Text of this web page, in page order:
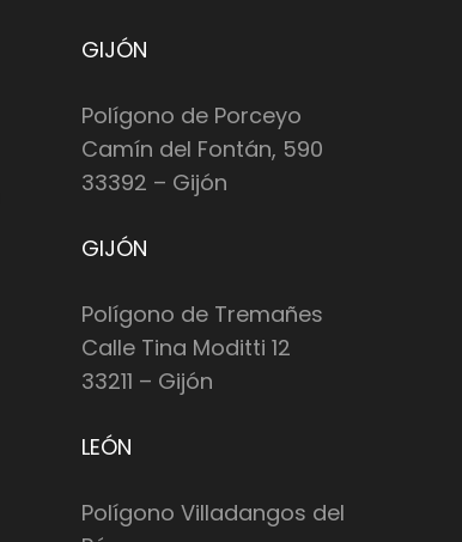
GIJÓN
Polígono de Porceyo
Camín del Fontán, 590
33392 – Gijón
GIJÓN
Polígono de Tremañes
Calle Tina Moditti 12
33211 – Gijón
LEÓN
Polígono Villadangos del